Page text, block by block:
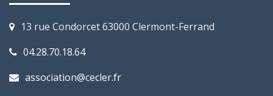
13 rue Condorcet 63000 Clermont-Ferrand
04.28.70.18.64
association@cecler.fr